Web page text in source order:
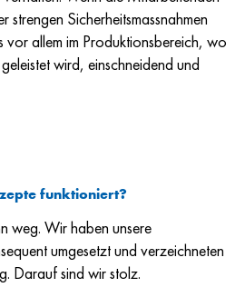
strengen Sicherheitsmassnahmen
vor allem im Produktionsbereich, wo
wird, einschneidend und
funktioniert?
weg. Wir haben unsere
umgesetzt und verzeichneten
Darauf sind wir stolz.